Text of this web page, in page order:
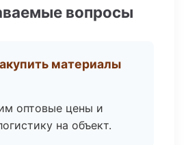
вопросы
материалы
оптовые цены и
на объект.